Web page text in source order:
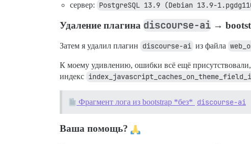
сервер: PostgreSQL 13.9 (Debian 13.9-
Удаление плагина discourse-ai →
Затем я удалил плагин discourse-ai из файла
К моему удивлению, ошибки всё ещё
индекс
Фрагмент лога из bootstrap *без* discourse-ai
Ваша помощь?